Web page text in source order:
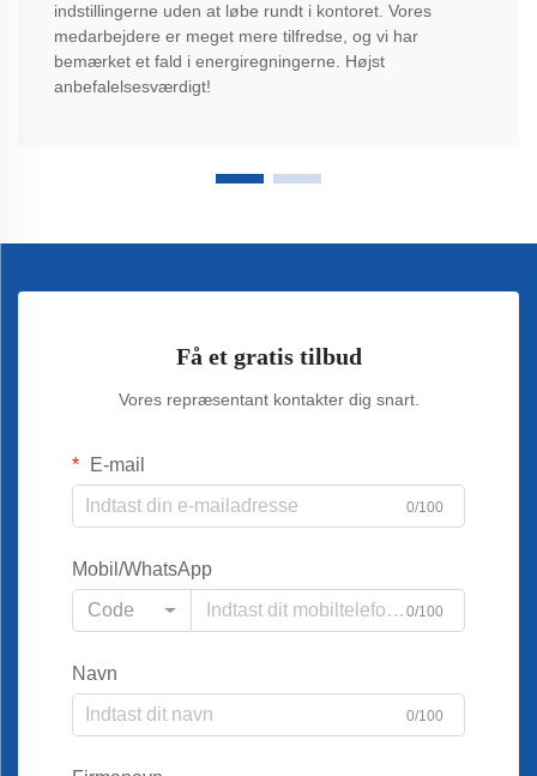
indstillingerne uden at løbe rundt i kontoret. Vores
medarbejdere er meget mere tilfredse, og vi har
bemærket et fald i energiregningerne. Højst
anbefalelsesværdigt!
Få et gratis tilbud
Vores repræsentant kontakter dig snart.
E-mail
0/100
Mobil/WhatsApp
Code
0/100
Navn
0/100